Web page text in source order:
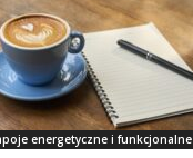
energetyczne i funkcjonalne